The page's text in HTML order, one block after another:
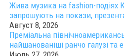
Жива музика на fashion-подіях
запрошують на покази,
Август 8, 2026
Преміальна
найшанованіші ранчо галузі та